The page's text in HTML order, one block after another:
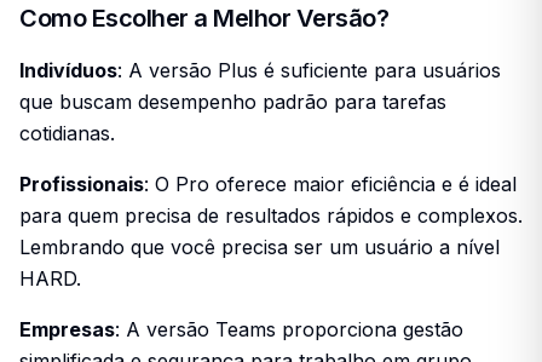
Como Escolher a Melhor Versão?
Indivíduos: A versão Plus é suficiente para usuários
que buscam desempenho padrão para tarefas
cotidianas.
Profissionais: O Pro oferece maior eficiência e é ideal
para quem precisa de resultados rápidos e complexos.
Lembrando que você precisa ser um usuário a nível
HARD.
Empresas: A versão Teams proporciona gestão